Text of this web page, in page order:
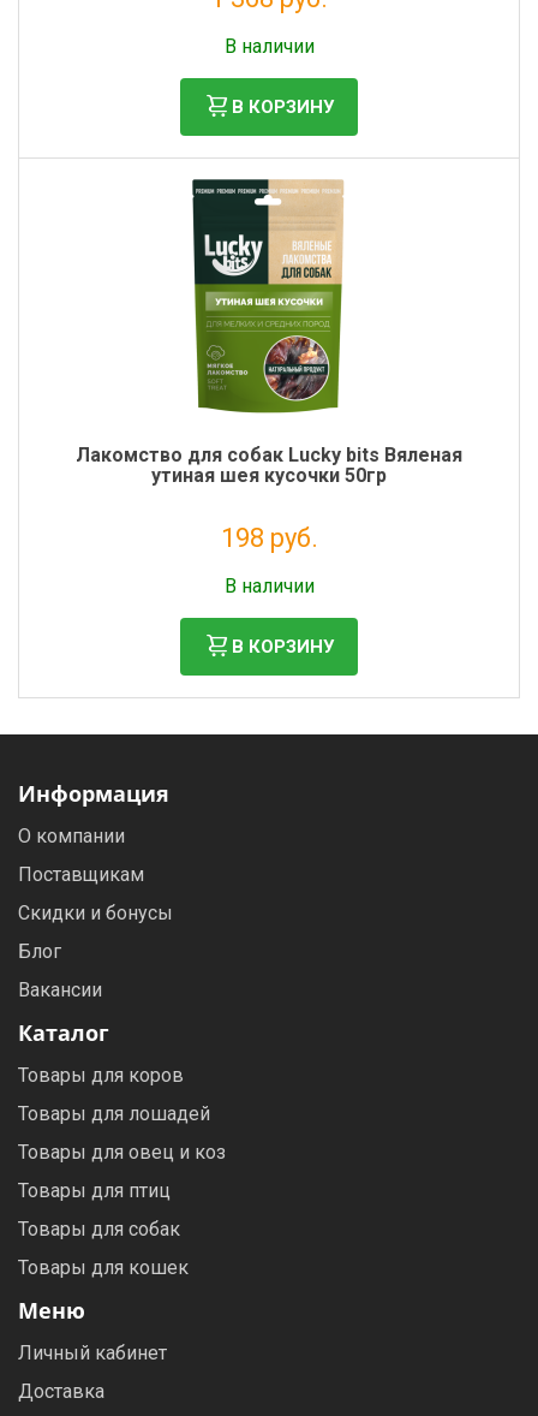
В наличии
В КОРЗИНУ
Лакомство для собак Lucky bits Вяленая
утиная шея кусочки 50гр
198 руб.
В наличии
В КОРЗИНУ
Информация
О компании
Поставщикам
Скидки и бонусы
Блог
Вакансии
Каталог
Товары для коров
Товары для лошадей
Товары для овец и коз
Товары для птиц
Товары для собак
Товары для кошек
Меню
Личный кабинет
Доставка